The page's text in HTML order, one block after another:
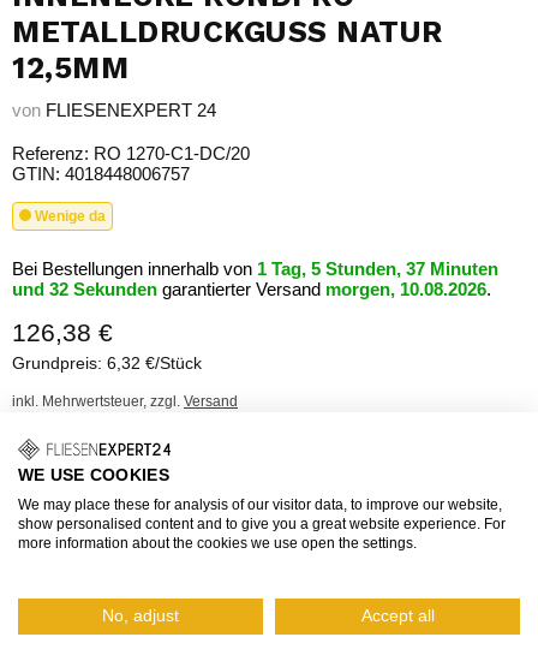
METALLDRUCKGUSS NATUR
12,5MM
von FLIESENEXPERT 24
Referenz: RO 1270-C1-DC/20
GTIN: 4018448006757
Wenige da
Bei Bestellungen innerhalb von 1 Tag, 5 Stunden, 37 Minuten
und 32 Sekunden garantierter Versand morgen, 10.08.2026.
126,38 €
Grundpreis: 6,32 €/Stück
inkl. Mehrwertsteuer, zzgl. Versand
Fragen zum Produkt?
Höhe:
12,5mm
Metalldruckguss natur
WE USE COOKIES
We may place these for analysis of our visitor data, to improve our website,
show personalised content and to give you a great website experience. For
more information about the cookies we use open the settings.
No, adjust Accept all